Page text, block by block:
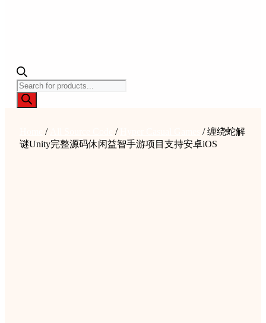
Products
search
/ /
/ 缠绕蛇解
谜Unity完整源码休闲益智手游项目支持安卓iOS